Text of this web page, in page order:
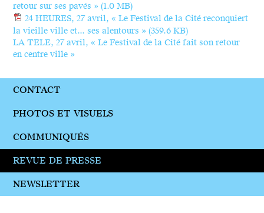
retour sur ses pavés »(1.0 MB)
24 HEURES, 27 avril, « Le Festival de la Cité reconquiert
la vieille ville et... ses alentours »(359.6 KB)
LA TELE, 27 avril, « Le Festival de la Cité fait son retour
en centre ville »
CONTACT
PHOTOS ET VISUELS
COMMUNIQUÉS
REVUE DE PRESSE
NEWSLETTER